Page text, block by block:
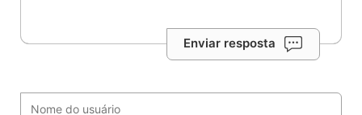
Enviar resposta